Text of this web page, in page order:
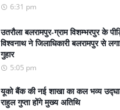
6:31 pm
उतरौला बलरामपुर-ग्राम विशम्भरपुर के
विश्वनाथ ने जिलाधिकारी बलरामपुर से
गुहार
5:05 pm
यूको बैंक की नई शाखा का कल भव्य
राहुल गुप्ता होंगे मुख्य अतिथि